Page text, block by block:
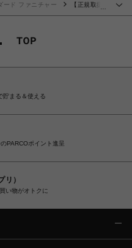
ード ファニチャー
【正規取扱
貯まる＆使える
PARCOポイント進呈
）
い物がオトクに